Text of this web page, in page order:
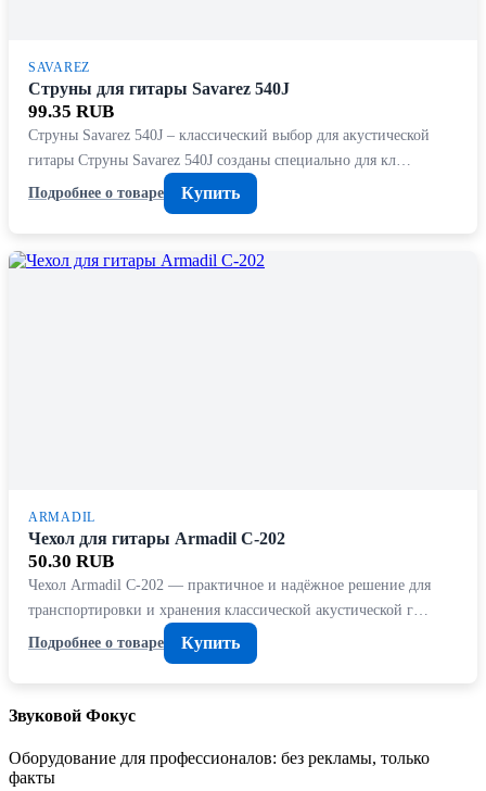
SAVAREZ
Струны для гитары Savarez 540J
99.35 RUB
Струны Savarez 540J – классический выбор для акустической
гитары Струны Savarez 540J созданы специально для кл…
Подробнее о товаре
Купить
ARMADIL
Чехол для гитары Armadil C-202
50.30 RUB
Чехол Armadil C-202 — практичное и надёжное решение для
транспортировки и хранения классической акустической г…
Подробнее о товаре
Купить
Звуковой Фокус
Оборудование для профессионалов: без рекламы, только
факты